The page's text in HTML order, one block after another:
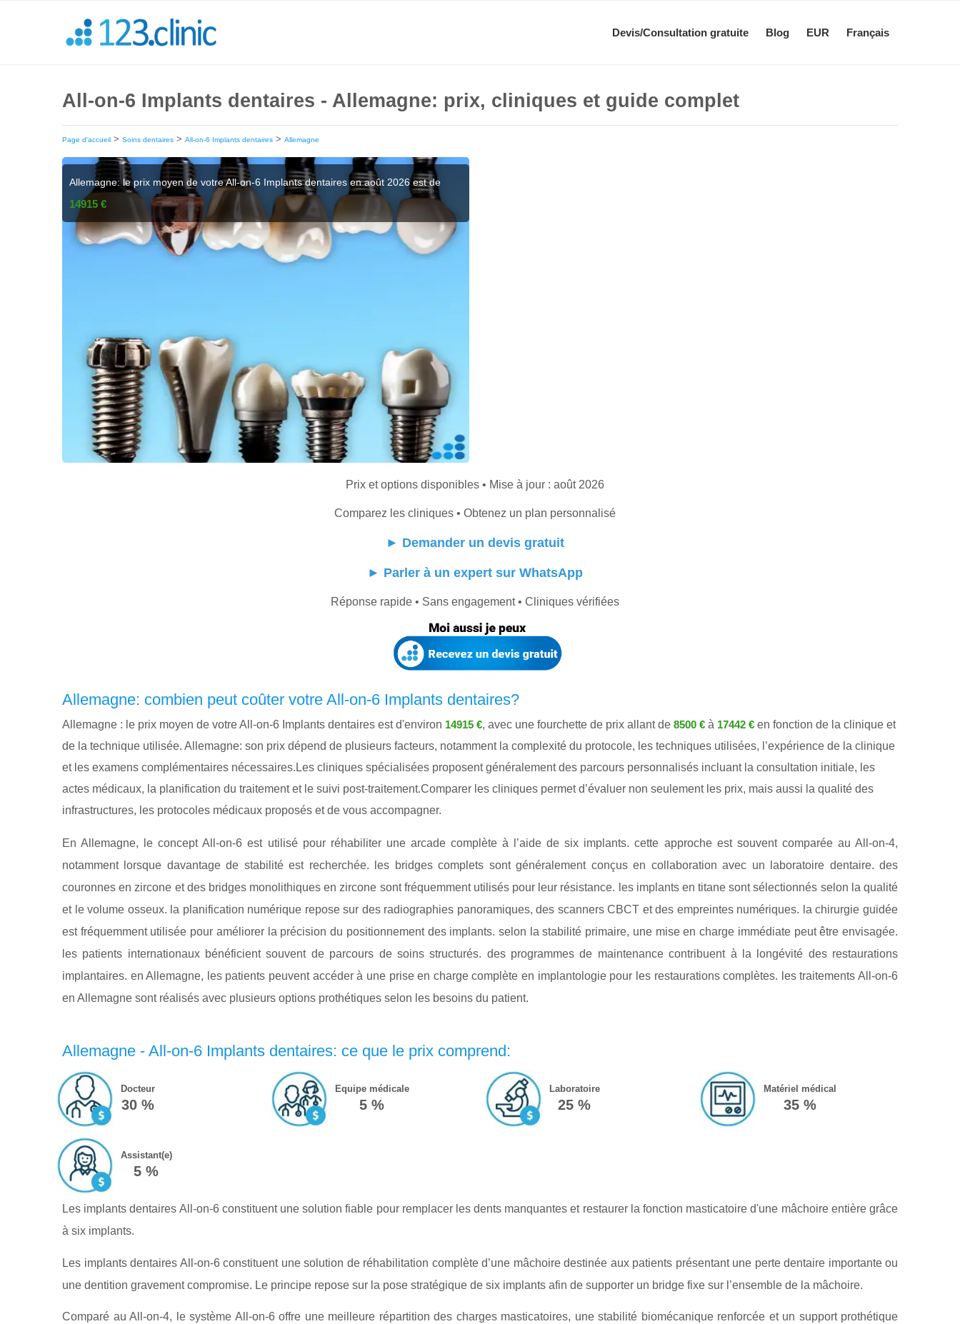
Devis/Consultation gratuite Blog EUR Français
All-on-6 Implants dentaires - Allemagne: prix, cliniques et guide complet
Page d'accueil > Soins dentaires > All-on-6 Implants dentaires > Allemagne
Allemagne: le prix moyen de votre All-on-6 Implants dentaires en août 2026 est de
14915 €
Prix et options disponibles • Mise à jour : août 2026
Comparez les cliniques • Obtenez un plan personnalisé
► Demander un devis gratuit
► Parler à un expert sur WhatsApp
Réponse rapide • Sans engagement • Cliniques vérifiées
Allemagne: combien peut coûter votre All-on-6 Implants dentaires?
Allemagne : le prix moyen de votre All-on-6 Implants dentaires est d'environ 14915 €, avec une fourchette de prix allant de 8500 € à 17442 € en fonction de la clinique et
de la technique utilisée. Allemagne: son prix dépend de plusieurs facteurs, notamment la complexité du protocole, les techniques utilisées, l’expérience de la clinique
et les examens complémentaires nécessaires.Les cliniques spécialisées proposent généralement des parcours personnalisés incluant la consultation initiale, les
actes médicaux, la planification du traitement et le suivi post-traitement.Comparer les cliniques permet d’évaluer non seulement les prix, mais aussi la qualité des
infrastructures, les protocoles médicaux proposés et de vous accompagner.
En Allemagne, le concept All-on-6 est utilisé pour réhabiliter une arcade complète à l’aide de six implants. cette approche est souvent comparée au All-on-4,
notamment lorsque davantage de stabilité est recherchée. les bridges complets sont généralement conçus en collaboration avec un laboratoire dentaire. des
couronnes en zircone et des bridges monolithiques en zircone sont fréquemment utilisés pour leur résistance. les implants en titane sont sélectionnés selon la qualité
et le volume osseux. la planification numérique repose sur des radiographies panoramiques, des scanners CBCT et des empreintes numériques. la chirurgie guidée
est fréquemment utilisée pour améliorer la précision du positionnement des implants. selon la stabilité primaire, une mise en charge immédiate peut être envisagée.
les patients internationaux bénéficient souvent de parcours de soins structurés. des programmes de maintenance contribuent à la longévité des restaurations
implantaires. en Allemagne, les patients peuvent accéder à une prise en charge complète en implantologie pour les restaurations complètes. les traitements All-on-6
en Allemagne sont réalisés avec plusieurs options prothétiques selon les besoins du patient.
Allemagne - All-on-6 Implants dentaires: ce que le prix comprend:
Docteur
30 %
Equipe médicale
5 %
Laboratoire
25 %
Matériel médical
35 %
Assistant(e)
5 %
Les implants dentaires All-on-6 constituent une solution fiable pour remplacer les dents manquantes et restaurer la fonction masticatoire d'une mâchoire entière grâce
à six implants.
Les implants dentaires All-on-6 constituent une solution de réhabilitation complète d’une mâchoire destinée aux patients présentant une perte dentaire importante ou
une dentition gravement compromise. Le principe repose sur la pose stratégique de six implants afin de supporter un bridge fixe sur l’ensemble de la mâchoire.
Comparé au All-on-4, le système All-on-6 offre une meilleure répartition des charges masticatoires, une stabilité biomécanique renforcée et un support prothétique